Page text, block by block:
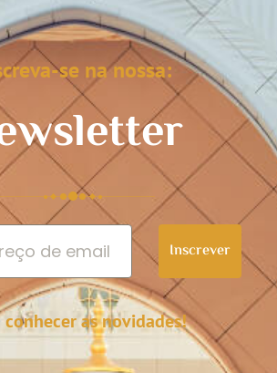
se na nossa:
Inscrever
conhecer as novidades!